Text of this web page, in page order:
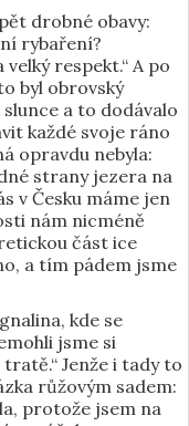
drobné obavy:
rybaření?
respekt.“ A po
byl obrovský
a to dodávalo
každé svoje ráno
opravdu nebyla:
strany jezera na
v Česku máme jen
nám nicméně
část ice
a tím pádem jsme
kde se
jsme si
Jenže i tady to
růžovým sadem:
protože jsem na